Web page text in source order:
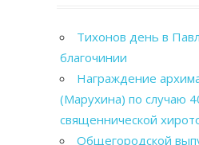
Тихонов день в
благочинии
Награждение
(Марухина) по случаю
священнической
Общегородской